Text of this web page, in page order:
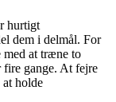
hurtigt
dem i delmål. For
med at træne to
fire gange. At fejre
at holde